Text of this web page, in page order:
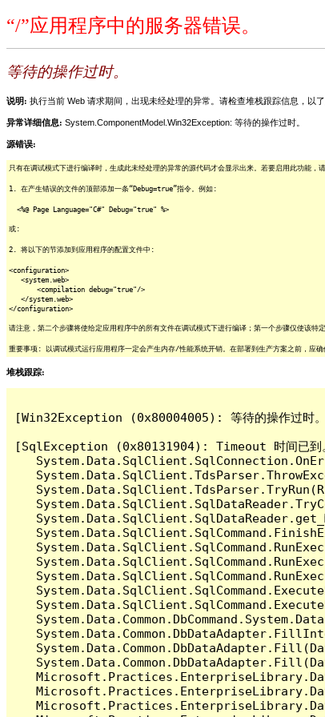
“/”应用程序中的服务器错误。
等待的操作过时。
说明: 执行当前 Web 请求期间，出现未经处理的异常。请检查堆栈跟踪信息，以
异常详细信息: System.ComponentModel.Win32Exception: 等待的操作过时。
源错误:
只有在调试模式下进行编译时，生成此未经处理的异常的源代码才会显示出来。若要启用此功能，
1. 在产生错误的文件的顶部添加一条“Debug=true”指令。例如:
<%@ Page Language="C#" Debug="true" %>
或:
2. 将以下的节添加到应用程序的配置文件中:
<configuration>
<system.web>
<compilation debug="true"/>
</system.web>
</configuration>
请注意，第二个步骤将使给定应用程序中的所有文件在调试模式下进行编译；第一个步骤仅使该特
重要事项: 以调试模式运行应用程序一定会产生内存/性能系统开销。在部署到生产方案之前，应确
堆栈跟踪:
[Win32Exception (0x80004005): 等待的操作过时
[SqlException (0x80131904): Timeout 时间已到。